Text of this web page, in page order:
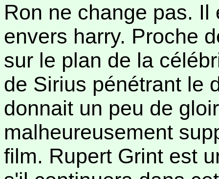
Ron ne change pas.
envers harry. Proche
sur le plan de la
de Sirius pénétrant le
donnait un peu de
malheureusement
film. Rupert Grint est